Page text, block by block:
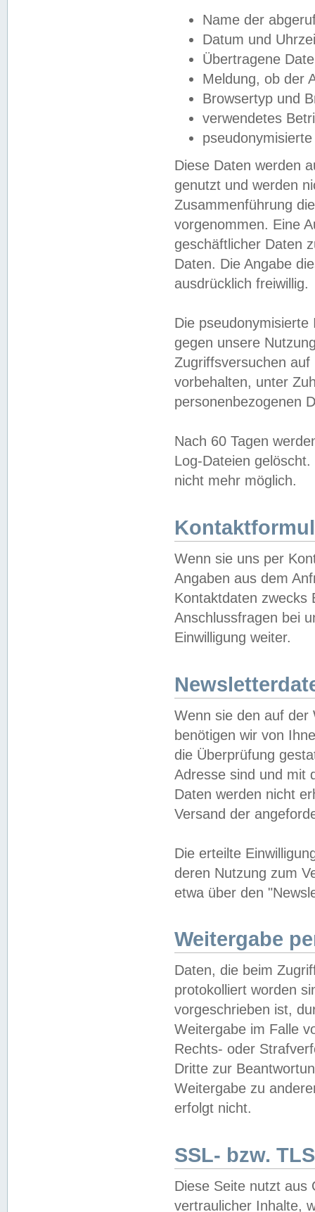
Name der
Datum und
Übertragene
Meldung, ob der
Browsertyp und
verwendetes
Diese Daten werden
genutzt und werden
Zusammenführung
vorgenommen. Eine
geschäftlicher Daten
Daten. Die Angabe
ausdrücklich freiwillig.
Die
gegen unsere
Zugriffsversuchen
vorbehalten, unter
personenbezogenen
Nach 60 Tagen
Log-Dateien
nicht mehr möglich.
Wenn sie uns per
Angaben aus dem
Kontaktdaten zwecks
Anschlussfragen bei
Einwilligung weiter.
Wenn sie den auf der
benötigen wir von
die Überprüfung
Adresse sind und mit
Daten werden nicht
Versand der
Die erteilte
deren Nutzung zum
etwa über den
Weitergabe
Daten, die beim
protokolliert worden
vorgeschrieben ist,
Weitergabe im Falle
Rechts- oder
Dritte zur
Weitergabe zu
erfolgt nicht.
SSL- bzw.
Diese Seite nutzt aus
vertraulicher Inhalte,